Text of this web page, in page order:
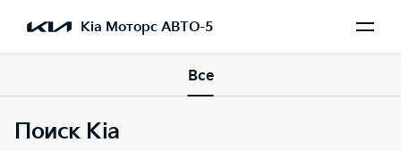
Kia Моторс АВТО-5
Все
Поиск Kia